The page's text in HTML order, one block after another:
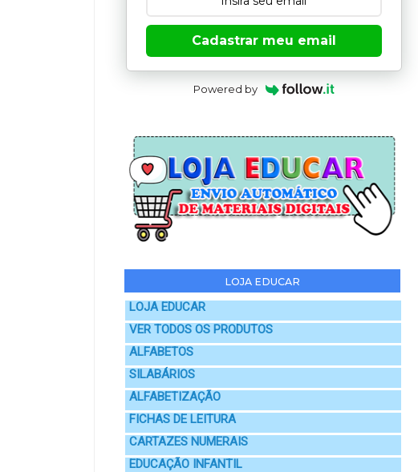
Cadastrar meu email
Powered by
LOJA EDUCAR
LOJA EDUCAR
VER TODOS OS PRODUTOS
ALFABETOS
SILABÁRIOS
ALFABETIZAÇÃO
FICHAS DE LEITURA
CARTAZES NUMERAIS
EDUCAÇÃO INFANTIL